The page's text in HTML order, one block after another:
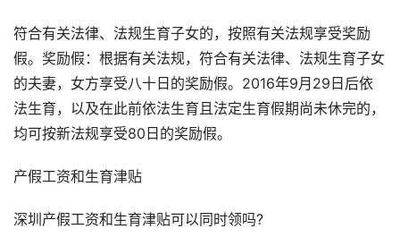
符合有关法律、法规生育子女的，按照有关法规享受奖励
假。奖励假：根据有关法规，符合有关法律、法规生育子女
的夫妻，女方享受八十日的奖励假。2016年9月29日后依
法生育，以及在此前依法生育且法定生育假期尚未休完的，
均可按新法规享受80日的奖励假。
产假工资和生育津贴
深圳产假工资和生育津贴可以同时领吗?